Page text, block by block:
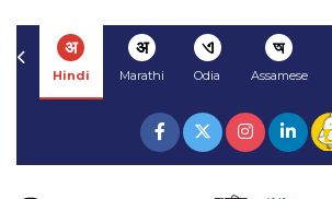
अ
Hindi
अ
Marathi
ଏ
Odia
অ
Assamese